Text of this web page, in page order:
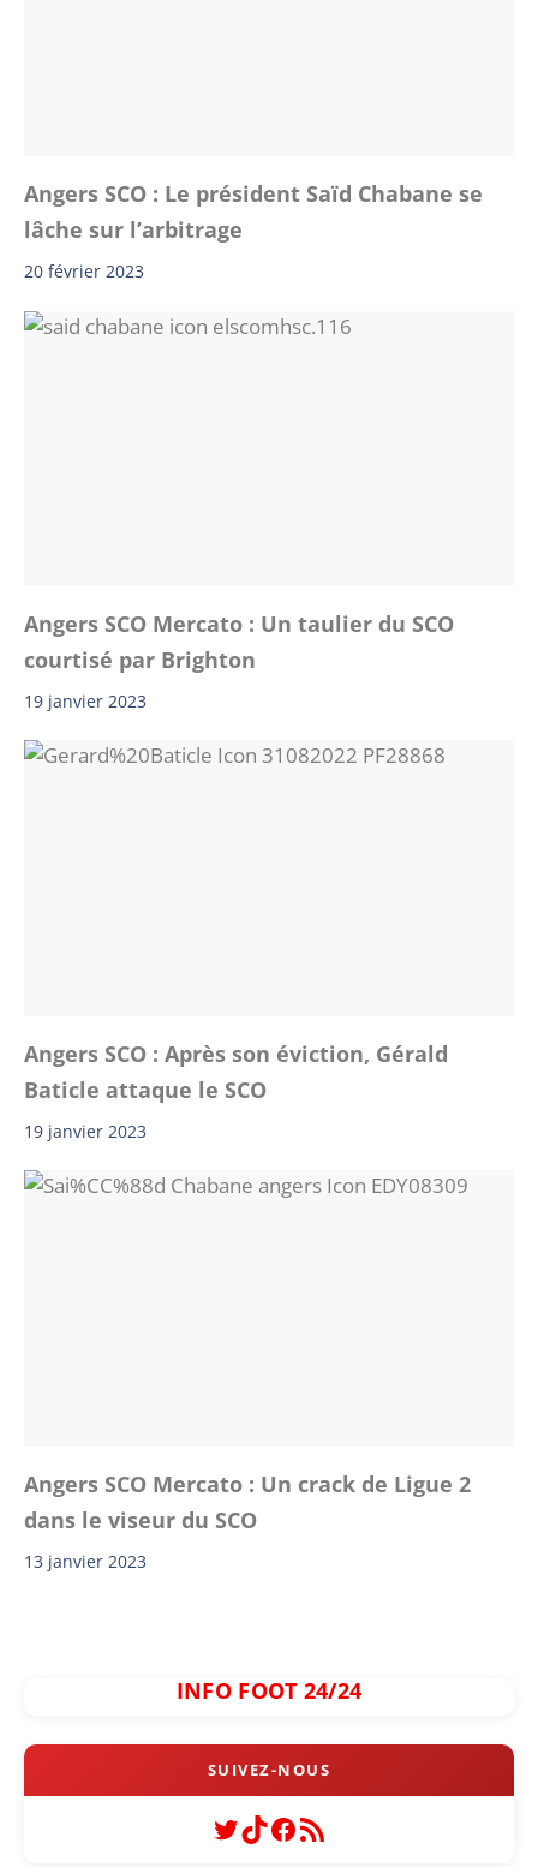
Angers SCO : Le président Saïd Chabane se
lâche sur l’arbitrage
20 février 2023
Angers SCO Mercato : Un taulier du SCO
courtisé par Brighton
19 janvier 2023
Angers SCO : Après son éviction, Gérald
Baticle attaque le SCO
19 janvier 2023
Angers SCO Mercato : Un crack de Ligue 2
dans le viseur du SCO
13 janvier 2023
INFO FOOT 24/24
Twitter
TikTok
Facebook
Flux RSS